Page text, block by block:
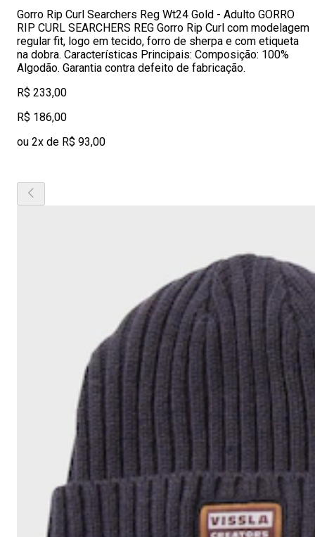
Gorro Rip Curl Searchers Reg Wt24 Gold - Adulto GORRO
RIP CURL SEARCHERS REG Gorro Rip Curl com modelagem
regular fit, logo em tecido, forro de sherpa e com etiqueta
na dobra. Características Principais: Composição: 100%
Algodão. Garantia contra defeito de fabricação.
R$ 233,00
R$ 186,00
ou 2x de R$ 93,00